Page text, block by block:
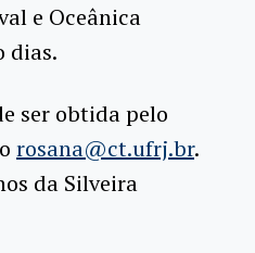
e Oceânica
dias.
ser obtida pelo
rosana@ct.ufrj.br.
da Silveira